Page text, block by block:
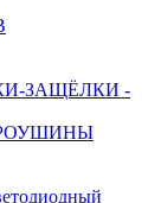
ЗАЩЁЛКИ -